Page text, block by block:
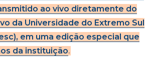
ao vivo diretamente do
da Universidade do Extremo Sul
em uma edição especial que
da instituição.